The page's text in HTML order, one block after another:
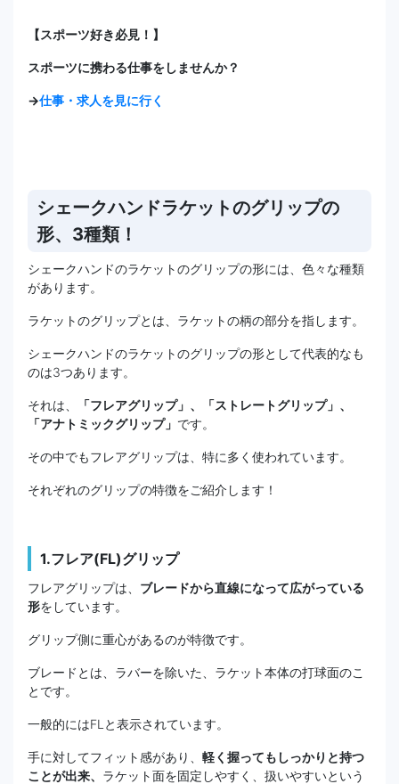
【スポーツ好き必見！】
スポーツに携わる仕事をしませんか？
→仕事・求人を見に行く
シェークハンドラケットのグリップの
形、3種類！
シェークハンドのラケットのグリップの形には、色々な種類
があります。
ラケットのグリップとは、ラケットの柄の部分を指します。
シェークハンドのラケットのグリップの形として代表的なも
のは3つあります。
それは、
「フレアグリップ」、「ストレートグリップ」、
「アナトミックグリップ」 です。
その中でもフレアグリップは、特に多く使われています。
それぞれのグリップの特徴をご紹介します！
1.フレア(FL)グリップ
フレアグリップは、 ブレードから直線になって広がっている
形をしています。
グリップ側に重心があるのが特徴です。
ブレードとは、ラバーを除いた、ラケット本体の打球面のこ
とです。
一般的にはFLと表示されています。
手に対してフィット感があり、 軽く握ってもしっかりと持つ
ことが出来、 ラケット面を固定しやすく、扱いやすいという